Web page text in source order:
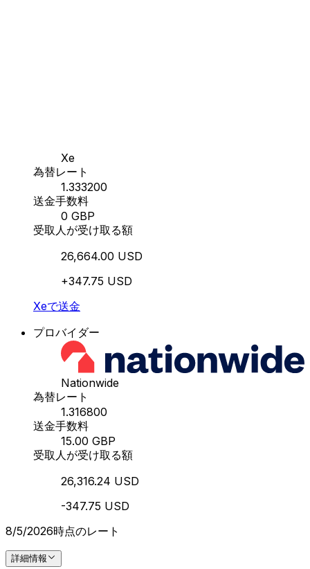
Xe
為替レート
1.333200
送金手数料
0 GBP
受取人が受け取る額
26,664.00 USD
+347.75 USD
Xeで送金
プロバイダー
Nationwide
為替レート
1.316800
送金手数料
15.00 GBP
受取人が受け取る額
26,316.24 USD
-347.75 USD
8/5/2026時点のレート
詳細情報